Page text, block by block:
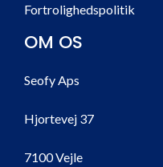
Fortrolighedspolitik
OM OS
Seofy Aps
Hjortevej 37
7100 Vejle